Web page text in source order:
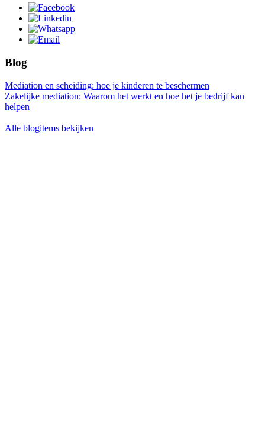
Blog
Mediation en scheiding: hoe je kinderen te beschermen
Zakelijke mediation: Waarom het werkt en hoe het je bedrijf kan
helpen
Alle blogitems bekijken